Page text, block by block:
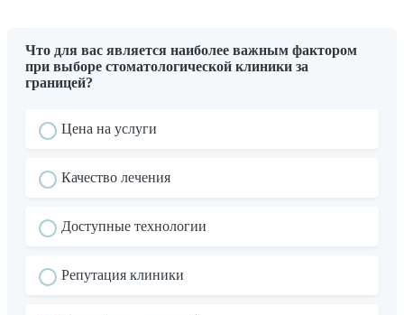
Что для вас является наиболее важным фактором
при выборе стоматологической клиники за
границей?
Цена на услуги
Качество лечения
Доступные технологии
Репутация клиники